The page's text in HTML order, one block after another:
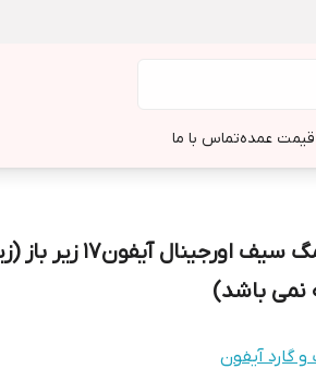
عمدهتماس با ما
قاب شفاف مگ سیف
نمی باشد)
و گارد آیفون